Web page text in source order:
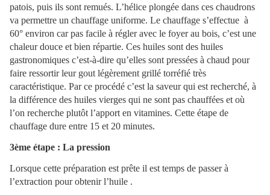
patois, puis ils sont remués. L’hélice plongée dans ces chaudrons
va permettre un chauffage uniforme. Le chauffage s’effectue à
60° environ car pas facile à régler avec le foyer au bois, c’est une
chaleur douce et bien répartie. Ces huiles sont des huiles
gastronomiques c’est-à-dire qu’elles sont pressées à chaud pour
faire ressortir leur gout légèrement grillé torréfié très
caractéristique. Par ce procédé c’est la saveur qui est recherché, à
la différence des huiles vierges qui ne sont pas chauffées et où
l’on recherche plutôt l’apport en vitamines. Cette étape de
chauffage dure entre 15 et 20 minutes.
3ème étape : La pression
Lorsque cette préparation est prête il est temps de passer à
l’extraction pour obtenir l’huile .